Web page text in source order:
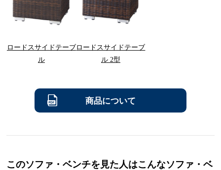
ロードスサイドテーブ
ル
ロードスサイドテーブ
ル 2型
商品について
このソファ・ベンチを見た人はこんなソファ・ベ